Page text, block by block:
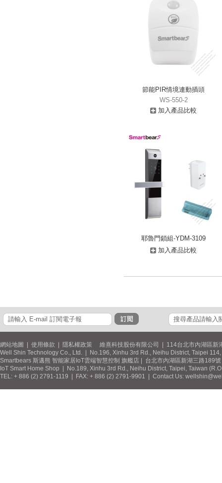
節能PIR情境連動插頭
WS-550-2
加入產品比較
耶魯門鎖組-YDM-3109
加入產品比較
網站地圖 使用條款 隱私權政策 維熹科技股份有限公司 | 114台北市內湖區新
Well Shin Technology Co., Ltd. | No.196, Xinhu 3rd Rd., Neihu District, Taipei
Smartbears 斯邁熊 智能家居IoT雲端智慧控制 旗艦店 | 台北市內湖區新湖三路189
IoT Smart Home Shop | No.189, Xinhu 3rd Rd., Neihu District, Taipei, Taiwan
TEL: + 886 (2) 2791-1119 | FAX: + 886 (2) 2791-9901 | Contact Us: